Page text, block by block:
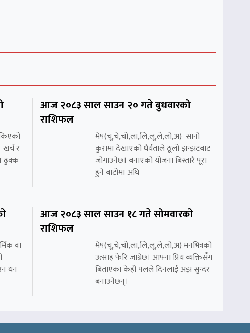
र
ढुक्क
आज २०८३ साल साउन २० गते बुधवारको
राशिफल
मेष(चू,चे,चो,ला,लि,लू,ले,लो,अ) सानो
कुरामा देखाएको धैर्यताले ठूलो झन्झटबाट
जोगाउनेछ। बनाएको योजना बिस्तारै पूरा
हुने बाटोमा अघि
वा
धन
आज २०८३ साल साउन १८ गते सोमवारको
राशिफल
मेष(चू,चे,चो,ला,लि,लू,ले,लो,अ) मनभित्रको
उत्साह फेरि जाग्नेछ। आफ्ना प्रिय व्यक्तिसँग
बिताएका केही पलले दिनलाई अझ सुन्दर
बनाउनेछन्।